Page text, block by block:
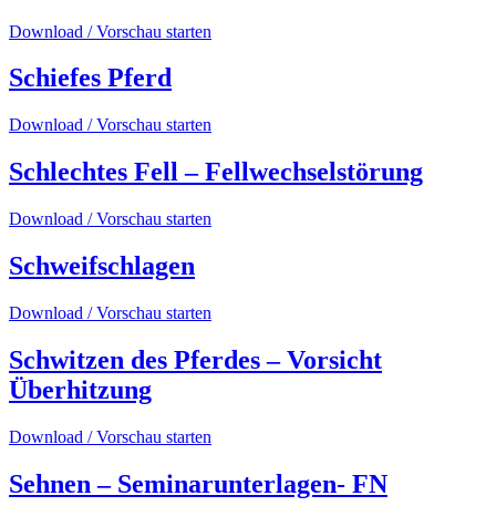
Download / Vorschau starten
Schiefes Pferd
Download / Vorschau starten
Schlechtes Fell – Fellwechselstörung
Download / Vorschau starten
Schweifschlagen
Download / Vorschau starten
Schwitzen des Pferdes – Vorsicht
Überhitzung
Download / Vorschau starten
Sehnen – Seminarunterlagen- FN